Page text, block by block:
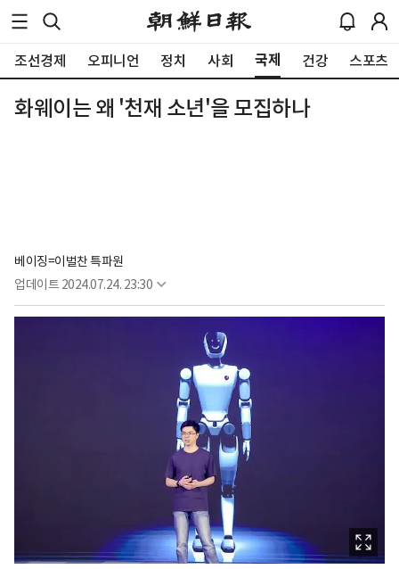
조선경제 오피니언 정치 사회 국제 건강 스포츠
화웨이는 왜 '천재 소년'을 모집하나
베이징=이벌찬 특파원
업데이트 2024.07.24. 23:30